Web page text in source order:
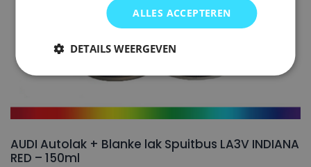
AUDI Autolak + Blanke lak Spuitbus LA3V INDIANA
RED – 150ml
ALLES ACCEPTEREN
DETAILS WEERGEVEN